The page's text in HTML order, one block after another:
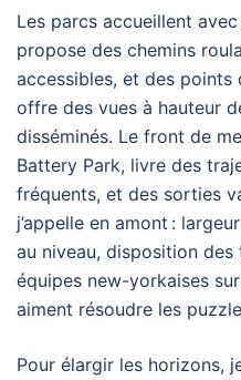
Les parcs accueillent
propose des chemins
accessibles, et des points
offre des vues à hauteur
disséminés. Le front de
Battery Park, livre des
fréquents, et des sorties
j’appelle en amont :
au niveau, disposition
équipes new-yorkaises
aiment résoudre les
Pour élargir les horizons,